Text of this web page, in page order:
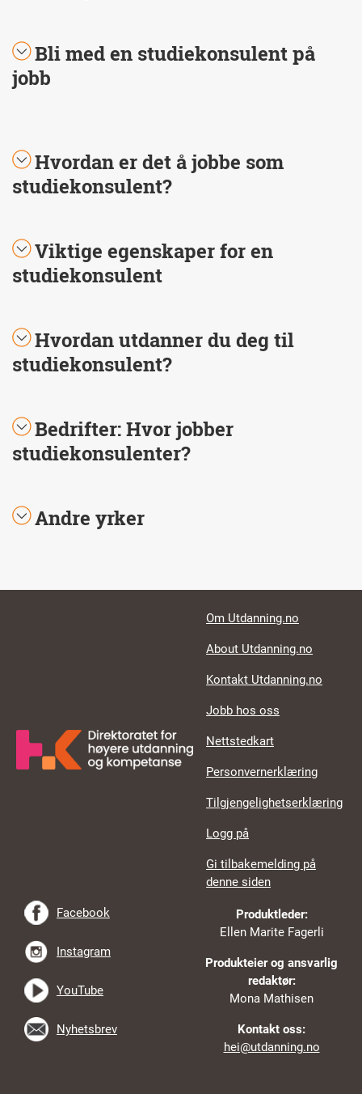
Bli med en studiekonsulent på
jobb
Hvordan er det å jobbe som
studiekonsulent?
Viktige egenskaper for en
studiekonsulent
Hvordan utdanner du deg til
studiekonsulent?
Bedrifter: Hvor jobber
studiekonsulenter?
Andre yrker
Footer links
Om Utdanning.no
About Utdanning.no
Kontakt Utdanning.no
Jobb hos oss
Nettstedkart
Personvernerklæring
Tilgjengelighetserklæring
Logg på
Gi tilbakemelding på
denne siden
Produktleder:
Ellen Marite Fagerli
Produkteier og ansvarlig
redaktør:
Mona Mathisen
Kontakt oss:
hei@utdanning.no
Facebook
Instagram
YouTube
Nyhetsbrev